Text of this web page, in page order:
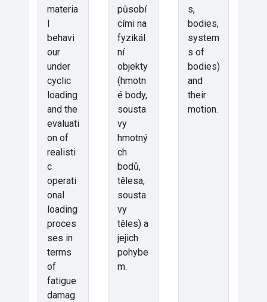
materia
l
behavi
our
under
cyclic
loading
and the
evaluati
on of
realisti
c
operati
onal
loading
proces
ses in
terms
of
fatigue
damag
působí
cími na
fyzikál
ní
objekty
(hmotn
é body,
sousta
vy
hmotný
ch
bodů,
tělesa,
sousta
vy
těles) a
jejich
pohybe
m.
s,
bodies,
system
s of
bodies)
and
their
motion.